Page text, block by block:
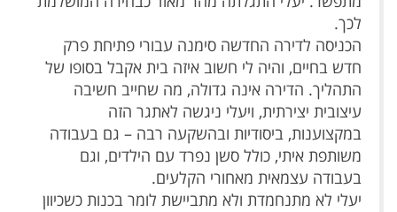
לכך.
הכניסה לדירה החדשה סימנה עבורי פתיחת פרק
חדש בחיים, והיה לי חשוב איזה בית אקבל בסופו של
התהליך. הדירה אינה גדולה, מה שחייב חשיבה
עיצובית יצירתית, ויעלי ניגשה לאתגר הזה
במקצוענות, ביסודיות ובהשקעה רבה – גם בעבודה
משותפת איתי, כולל סשן נפרד עם הילדים, וגם
בעבודה עצמאית מאחורי הקלעים.
יעלי לא מתנחמדת ולא מתביישת לומר בכנות כשכיוון